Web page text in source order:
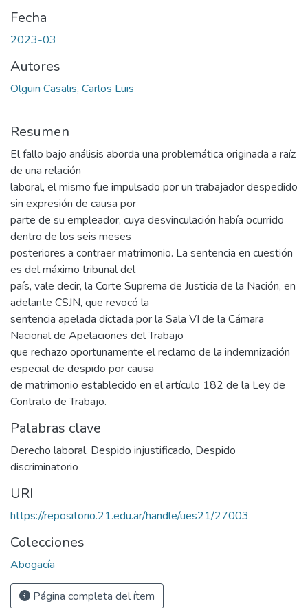
Fecha
2023-03
Autores
Olguin Casalis, Carlos Luis
Resumen
El fallo bajo análisis aborda una problemática originada a raíz
de una relación
laboral, el mismo fue impulsado por un trabajador despedido
sin expresión de causa por
parte de su empleador, cuya desvinculación había ocurrido
dentro de los seis meses
posteriores a contraer matrimonio. La sentencia en cuestión
es del máximo tribunal del
país, vale decir, la Corte Suprema de Justicia de la Nación, en
adelante CSJN, que revocó la
sentencia apelada dictada por la Sala VI de la Cámara
Nacional de Apelaciones del Trabajo
que rechazo oportunamente el reclamo de la indemnización
especial de despido por causa
de matrimonio establecido en el artículo 182 de la Ley de
Contrato de Trabajo.
Palabras clave
Derecho laboral, Despido injustificado, Despido
discriminatorio
URI
https://repositorio.21.edu.ar/handle/ues21/27003
Colecciones
Abogacía
Página completa del ítem